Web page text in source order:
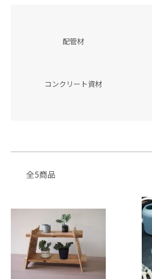
配管材
コンクリート資材
全5商品